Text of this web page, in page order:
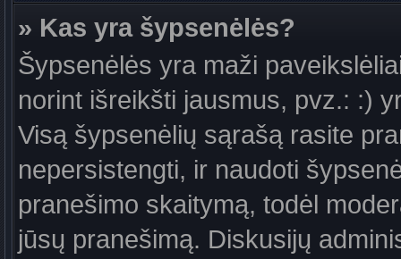
» Kas yra šypsenėlės?
Šypsenėlės yra maži
norint išreikšti jausmus, pvz.: :)
Visą šypsenėlių sąrašą rasite
nepersistengti, ir naudoti
pranešimo skaitymą, todėl
jūsų pranešimą. Diskusijų